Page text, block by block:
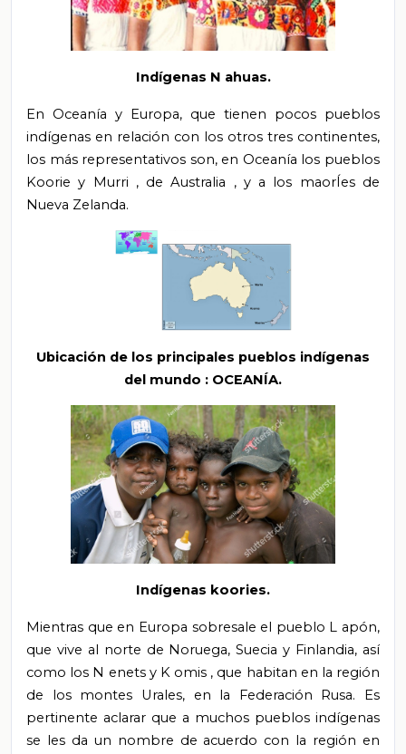
Indígenas N ahuas.
En Oceanía y Europa, que tienen pocos pueblos
indígenas en relación con los otros tres continentes,
los más representativos son, en Oceanía los pueblos
Koorie y Murri , de Australia , y a los maorÍes de
Nueva Zelanda.
Ubicación de los principales pueblos indígenas
del mundo : OCEANÍA.
Indígenas koories.
Mientras que en Europa sobresale el pueblo L apón,
que vive al norte de Noruega, Suecia y Finlandia, así
como los N enets y K omis , que habitan en la región
de los montes Urales, en la Federación Rusa. Es
pertinente aclarar que a muchos pueblos indígenas
se les da un nombre de acuerdo con la región en